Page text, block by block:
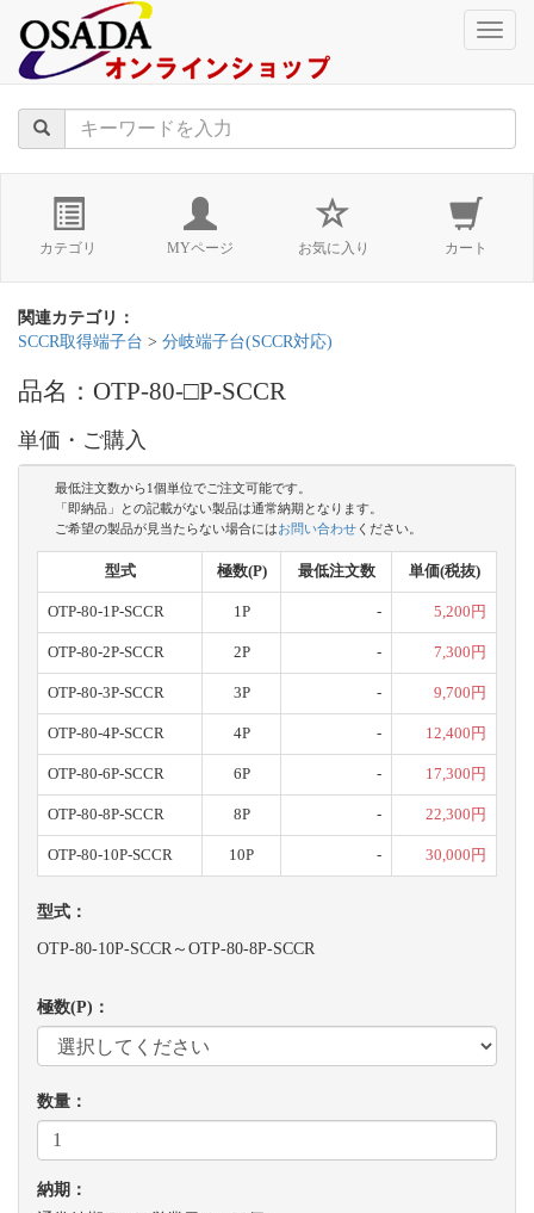
カテゴリ MYページ お気に入り カート
関連カテゴリ：
SCCR取得端子台 > 分岐端子台(SCCR対応)
品名：OTP-80-□P-SCCR
単価・ご購入
最低注文数から1個単位でご注文可能です。
「即納品」との記載がない製品は通常納期となります。
ご希望の製品が見当たらない場合にはお問い合わせ ください。
型式 極数(P) 最低注文数 単価(税抜)
OTP-80-1P-SCCR 1P - 5,200円
OTP-80-2P-SCCR 2P - 7,300円
OTP-80-3P-SCCR 3P - 9,700円
OTP-80-4P-SCCR 4P - 12,400円
OTP-80-6P-SCCR 6P - 17,300円
OTP-80-8P-SCCR 8P - 22,300円
OTP-80-10P-SCCR 10P - 30,000円
型式：
OTP-80-10P-SCCR～OTP-80-8P-SCCR
極数(P)：
数量：
納期：